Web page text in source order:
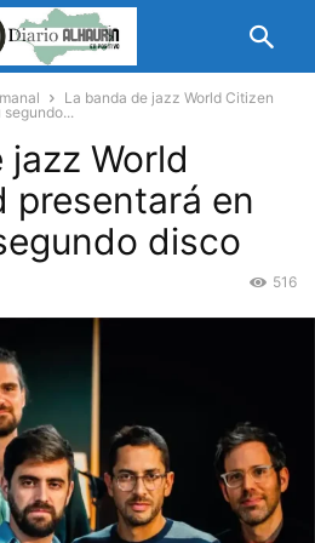
La banda de jazz World Citizen
segundo...
World
presentará en
disco
516